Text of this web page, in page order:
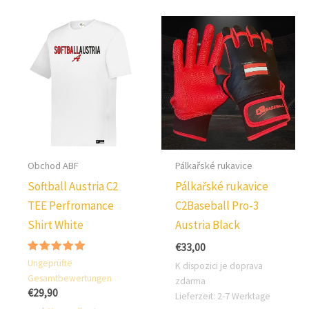
variant.
vybrat
stránce
produktu.
Obchod ABF
Softball Austria C2
TEE Perfromance
Shirt White
Hodnocení:
5.00
z 5
Ungeprüfte
Gesamtbewertungen
€29,90
Pálkařské rukavice
Pálkařské rukavice
C2Baseball Pro-3
Austria Black
€33,00
K dispozici je doprava
zdarma
Lieferzeit: 2-7 Werktage